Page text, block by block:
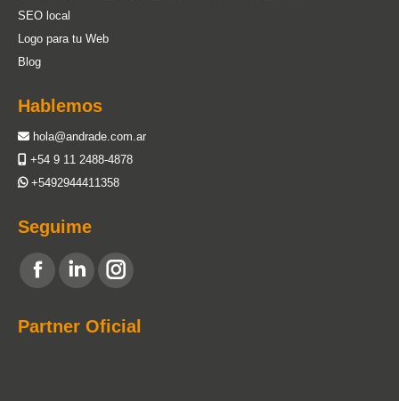
SEO local
Logo para tu Web
Blog
Hablemos
hola@andrade.com.ar
+54 9 11 2488-4878
+5492944411358
Seguime
Encuéntranos en:
Facebook
opens
Linkedin
opens
Instagram
opens
Partner Oficial